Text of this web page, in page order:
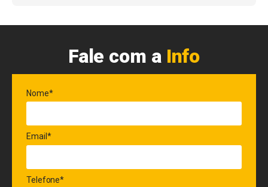
Fale com a Info
Nome*
Email*
Telefone*